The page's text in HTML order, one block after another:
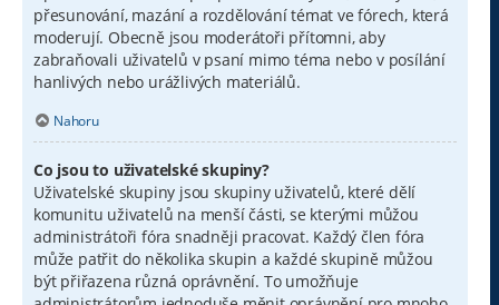
přesunování, mazání a rozdělování témat ve fórech, která
moderují. Obecně jsou moderátoři přítomni, aby
zabraňovali uživatelů v psaní mimo téma nebo v posílání
hanlivých nebo urážlivých materiálů.
Nahoru
Co jsou to uživatelské skupiny?
Uživatelské skupiny jsou skupiny uživatelů, které dělí
komunitu uživatelů na menší části, se kterými můžou
administrátoři fóra snadněji pracovat. Každý člen fóra
může patřit do několika skupin a každé skupině můžou
být přiřazena různá oprávnění. To umožňuje